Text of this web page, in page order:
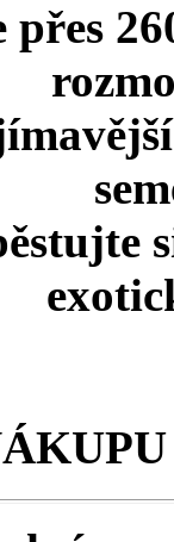
přes